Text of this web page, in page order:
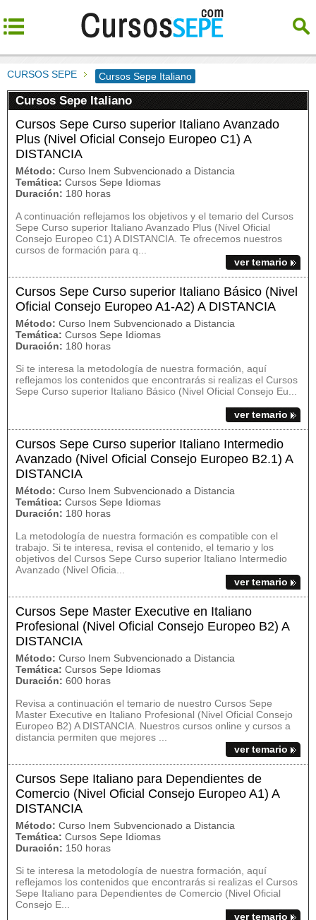
CURSOS SEPE Cursos Sepe Italiano
Cursos Sepe Italiano
Cursos Sepe Curso superior Italiano Avanzado
Plus (Nivel Oficial Consejo Europeo C1) A
DISTANCIA
Método: Curso Inem Subvencionado a Distancia
Temática: Cursos Sepe Idiomas
Duración: 180 horas
A continuación reflejamos los objetivos y el temario del Cursos
Sepe Curso superior Italiano Avanzado Plus (Nivel Oficial
Consejo Europeo C1) A DISTANCIA. Te ofrecemos nuestros
cursos de formación para q...
ver temario
Cursos Sepe Curso superior Italiano Básico (Nivel
Oficial Consejo Europeo A1-A2) A DISTANCIA
Método: Curso Inem Subvencionado a Distancia
Temática: Cursos Sepe Idiomas
Duración: 180 horas
Si te interesa la metodología de nuestra formación, aquí
reflejamos los contenidos que encontrarás si realizas el Cursos
Sepe Curso superior Italiano Básico (Nivel Oficial Consejo Eu...
ver temario
Cursos Sepe Curso superior Italiano Intermedio
Avanzado (Nivel Oficial Consejo Europeo B2.1) A
DISTANCIA
Método: Curso Inem Subvencionado a Distancia
Temática: Cursos Sepe Idiomas
Duración: 180 horas
La metodología de nuestra formación es compatible con el
trabajo. Si te interesa, revisa el contenido, el temario y los
objetivos del Cursos Sepe Curso superior Italiano Intermedio
Avanzado (Nivel Oficia...
ver temario
Cursos Sepe Master Executive en Italiano
Profesional (Nivel Oficial Consejo Europeo B2) A
DISTANCIA
Método: Curso Inem Subvencionado a Distancia
Temática: Cursos Sepe Idiomas
Duración: 600 horas
Revisa a continuación el temario de nuestro Cursos Sepe
Master Executive en Italiano Profesional (Nivel Oficial Consejo
Europeo B2) A DISTANCIA. Nuestros cursos online y cursos a
distancia permiten que mejores ...
ver temario
Cursos Sepe Italiano para Dependientes de
Comercio (Nivel Oficial Consejo Europeo A1) A
DISTANCIA
Método: Curso Inem Subvencionado a Distancia
Temática: Cursos Sepe Idiomas
Duración: 150 horas
Si te interesa la metodología de nuestra formación, aquí
reflejamos los contenidos que encontrarás si realizas el Cursos
Sepe Italiano para Dependientes de Comercio (Nivel Oficial
Consejo E...
ver temario